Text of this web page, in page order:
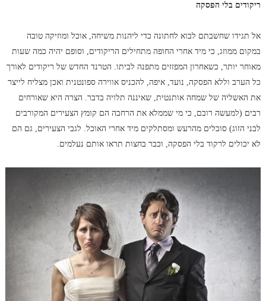
ריקודים בלי הפסקה
אל תגידו שחשבתם לבוא לחתונה כדי ליהנות משיחה, אוכל ומוזיקה טובה
במקום ממוזג, כי מיד אחרי החופה מתחילים הריקודים, וסופם יהיה כמה שעות
מאוחר יותר, כשאחרון המפזזים מתפנה לביתו. הטרנד החדש של ריקודים לאורך
כל הערב וללא הפסקה, נועד, איפה, להכניס אווירה ספונטנית ואכן מצליח לייצר
את האשליה של שמחה אותנטית, שאיננה תלויה בדבר. הצרה היא שאורחים
רבים (למעשה רובם, כי מי שממלא את הרחבה הם קומץ הצעירים המקורבים
לבני הזוג) סובלים מהרעש ומסתלקים מיד אחרי האוכל. לגבי הצעירים, גם הם
לא יכולים לרקוד בלי הפסקה, וכבר בחצות תראו אותם נעלמים.